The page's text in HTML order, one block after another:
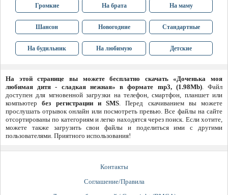
Громкие На брата На маму
Шансон Новогодние Стандартные
На будильник На любимую Детские
На этой странице вы можете бесплатно скачать «Доченька моя
любимая дитя - сладкая нежная» в формате mp3, (1.98Mb). Файл
доступен для мгновенной загрузки на телефон, смартфон, планшет или
компьютербез регистрации и SMS. Перед скачиванием вы можете
прослушать отрывок онлайн или посмотреть превью. Все файлы на сайте
отсортированы по категориям и легко находятся через поиск. Если хотите,
можете также загрузить свои файлы и поделиться ими с другими
пользователями. Приятного использования!
Контакты
Соглашение/Правила